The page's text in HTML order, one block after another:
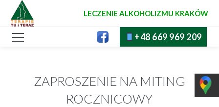
LECZENIE ALKOHOLIZMU KRAKÓW
+48 669 969 209
ZAPROSZENIE NA MITING
ROCZNICOWY